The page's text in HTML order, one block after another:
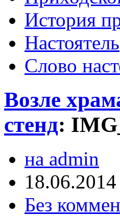
История
Настоятель
Слово
Возле
стенд:
на admin
18.06.2014
Без